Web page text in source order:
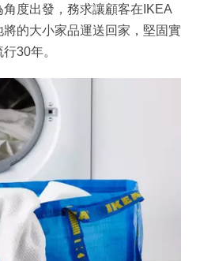
度出發，務求讓顧客在IKEA
的大小家品運送回家，堅固實
30年。